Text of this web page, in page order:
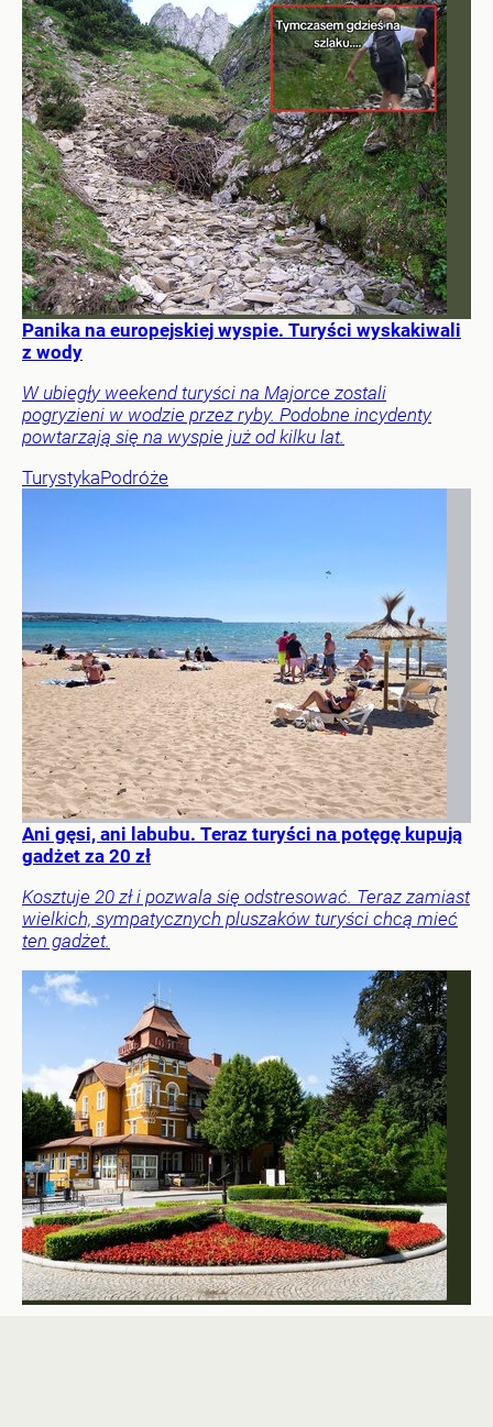
Panika na europejskiej wyspie. Turyści wyskakiwali
z wody
W ubiegły weekend turyści na Majorce zostali
pogryzieni w wodzie przez ryby. Podobne incydenty
powtarzają się na wyspie już od kilku lat.
TurystykaPodróże
Ani gęsi, ani labubu. Teraz turyści na potęgę kupują
gadżet za 20 zł
Kosztuje 20 zł i pozwala się odstresować. Teraz zamiast
wielkich, sympatycznych pluszaków turyści chcą mieć
ten gadżet.